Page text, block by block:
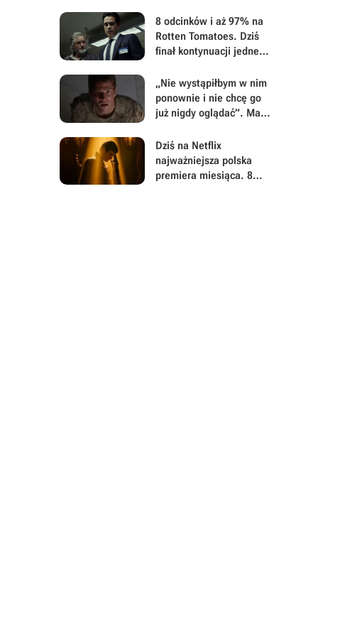
fantasy
8 odcinków i aż 97% na
Rotten Tomatoes. Dziś
finał kontynuacji jednego
kryminalnych Apple TV
„Nie wystąpiłbym w nim
ponownie i nie chcę go
już nigdy oglądać”. Mark
w tym filmie science
fiction sprzed 25 lat
Dziś na Netflix
najważniejsza polska
premiera miesiąca. 8